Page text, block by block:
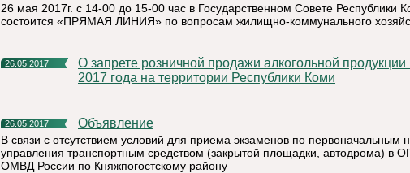
26 мая 2017г. с 14-00 до 15-00 час в Государственном Совете Республики
состоится «ПРЯМАЯ ЛИНИЯ» по вопросам жилищно-коммунального
26.05.2017
О запрете розничной продажи алкогольной продукции 1 июня
2017 года на территории Республики Коми
26.05.2017 Объявление
В связи с отсутствием условий для приема экзаменов по первоначальным
управления транспортным средством (закрытой площадки, автодрома) в
ОМВД России по Княжпогостскому району